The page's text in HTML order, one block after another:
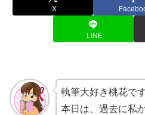
X
LINE
執筆大好き桃花です
本日は、過去に私